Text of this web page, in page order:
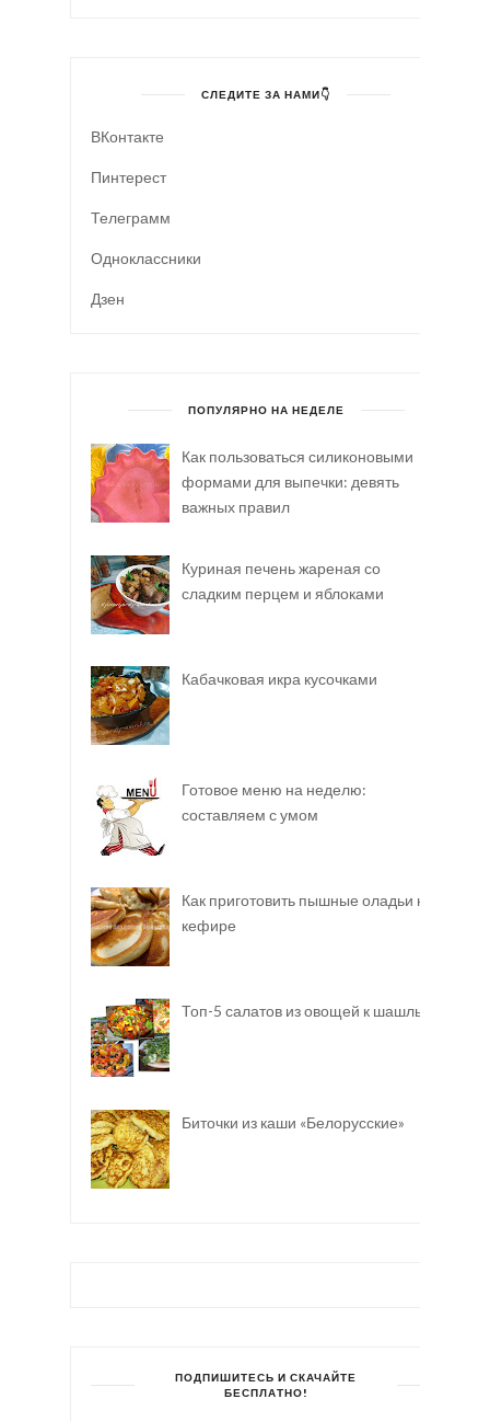
СЛЕДИТЕ ЗА НАМИ👇
ВКонтакте
Пинтерест
Телеграмм
Одноклассники
Дзен
ПОПУЛЯРНО НА НЕДЕЛЕ
Как пользоваться силиконовыми
формами для выпечки: девять
важных правил
Куриная печень жареная со
сладким перцем и яблоками
Кабачковая икра кусочками
Готовое меню на неделю:
составляем с умом
Как приготовить пышные оладьи на
кефире
Топ-5 салатов из овощей к шашлыку
Биточки из каши «Белорусские»
ПОДПИШИТЕСЬ И СКАЧАЙТЕ
БЕСПЛАТНО!